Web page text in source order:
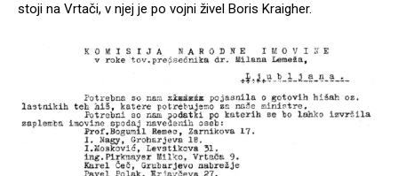
stoji na Vrtači, v njej je po vojni živel Boris Kraigher.